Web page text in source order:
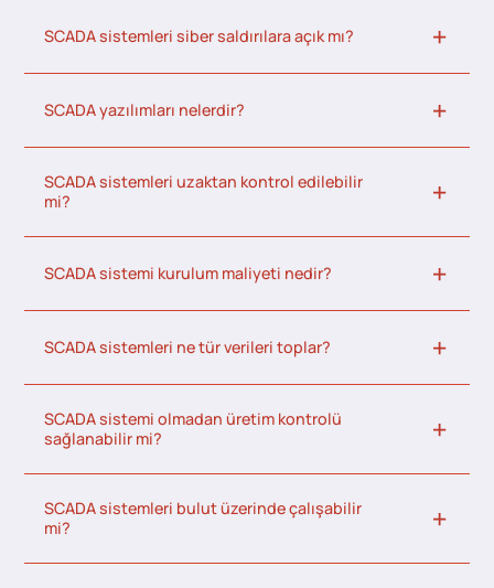
SCADA sistemleri siber saldırılara açık mı?
SCADA yazılımları nelerdir?
SCADA sistemleri uzaktan kontrol edilebilir
mi?
SCADA sistemi kurulum maliyeti nedir?
SCADA sistemleri ne tür verileri toplar?
SCADA sistemi olmadan üretim kontrolü
sağlanabilir mi?
SCADA sistemleri bulut üzerinde çalışabilir
mi?